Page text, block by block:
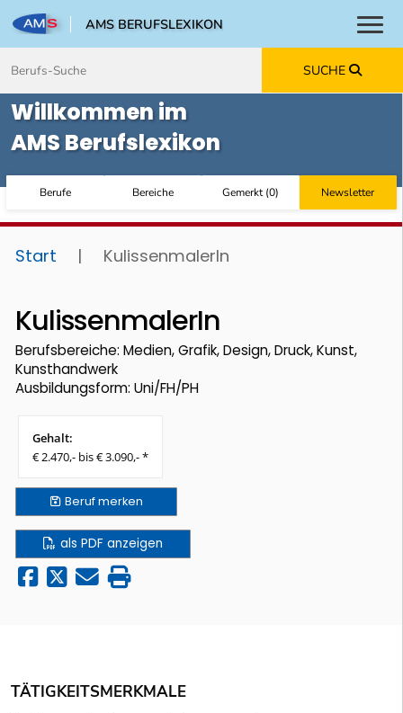
AMS BERUFSLEXIKON
SUCHE
Willkommen im
AMS Berufslexikon
Berufe Bereiche Gemerkt(0) Newsletter
Start | KulissenmalerIn
KulissenmalerIn
Berufsbereiche: Medien, Grafik, Design, Druck, Kunst,
Kunsthandwerk
Ausbildungsform: Uni/FH/PH
Gehalt:
€ 2.470,- bis € 3.090,- *
Berufmerken
als PDF anzeigen
TÄTIGKEITSMERKMALE